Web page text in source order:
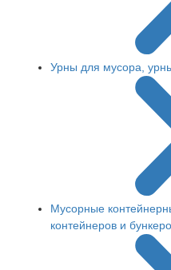
Урны для мусора,
Мусорные
контейнеров и